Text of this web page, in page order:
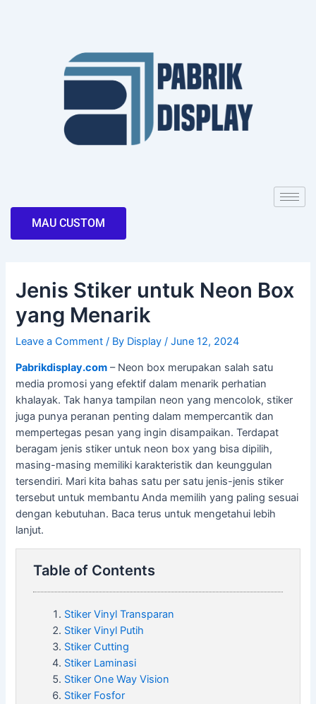
MAU CUSTOM
Jenis Stiker untuk Neon Box
yang Menarik
Leave a Comment / By Display/June 12, 2024
Pabrikdisplay.com – Neon box merupakan salah satu
media promosi yang efektif dalam menarik perhatian
khalayak. Tak hanya tampilan neon yang mencolok, stiker
juga punya peranan penting dalam mempercantik dan
mempertegas pesan yang ingin disampaikan. Terdapat
beragam jenis stiker untuk neon box yang bisa dipilih,
masing-masing memiliki karakteristik dan keunggulan
tersendiri. Mari kita bahas satu per satu jenis-jenis stiker
tersebut untuk membantu Anda memilih yang paling sesuai
dengan kebutuhan. Baca terus untuk mengetahui lebih
lanjut.
Table of Contents
Stiker Vinyl Transparan
Stiker Vinyl Putih
Stiker Cutting
Stiker Laminasi
Stiker One Way Vision
Stiker Fosfor